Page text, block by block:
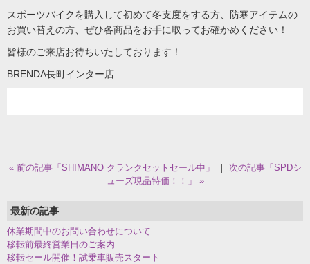
スポーツバイクを購入して初めて冬支度をする方、防寒アイテムの
お買い替えの方、ぜひ各商品をお手に取ってお確かめください！
皆様のご来店お待ちいたしております！
BRENDA長町インター店
« 前の記事「SHIMANO クランクセットセール中」 ｜ 次の記事「SPDシ
ューズ現品特価！！」 »
最新の記事
休業期間中のお問い合わせについて
移転前最終営業日のご案内
移転セール開催！試乗車販売スタート